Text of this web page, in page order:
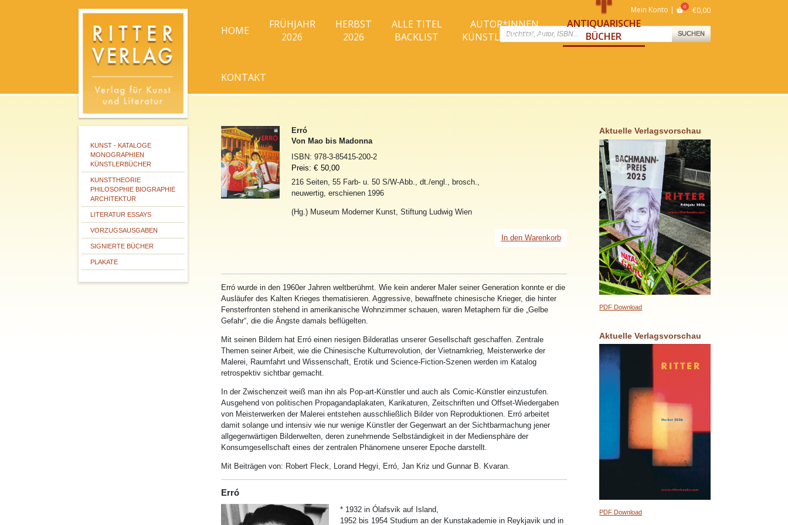
Mein Konto €0,00
Products
search
SUCHEN
HOME
FRÜHJAHR
2026
HERBST
2026
ALLE TITEL
BACKLIST
AUTOR*INNEN
KÜNSTLER*INNEN
ANTIQUARISCHE
BÜCHER
KONTAKT
KUNST - KATALOGE
MONOGRAPHIEN
KÜNSTLERBÜCHER
KUNSTTHEORIE
PHILOSOPHIE BIOGRAPHIE
ARCHITEKTUR
LITERATUR ESSAYS
VORZUGSAUSGABEN
SIGNIERTE BÜCHER
PLAKATE
Erró
Von Mao bis Madonna
ISBN: 978-3-85415-200-2
Preis: € 50,00
216 Seiten, 55 Farb- u. 50 S/W-Abb., dt./engl., brosch.,
neuwertig, erschienen 1996
(Hg.) Museum Moderner Kunst, Stiftung Ludwig Wien
In den Warenkorb
Errówurde in den 1960er Jahren weltberühmt. Wie kein anderer Maler seiner Generation konnte er die
Ausläufer des Kalten Krieges thematisieren. Aggressive, bewaffnete chinesische Krieger, die hinter
Fensterfronten stehend in amerikanische Wohnzimmer schauen, waren Metaphern für die „Gelbe
Gefahr“, die die Ängste damals beflügelten.
Mit seinen Bildern hat Erróeinen riesigen Bilderatlas unserer Gesellschaft geschaffen. Zentrale
Themen seiner Arbeit, wie die Chinesische Kulturrevolution, der Vietnamkrieg, Meisterwerke der
Malerei, Raumfahrt und Wissenschaft, Erotik und Science-Fiction-Szenen werden im Katalog
retrospektiv sichtbar gemacht.
In der Zwischenzeit weiß man ihn als Pop-art-Künstler und auch als Comic-Künstler einzustufen.
Ausgehend von politischen Propagandaplakaten, Karikaturen, Zeitschriften und Offset-Wiedergaben
von Meisterwerken der Malerei entstehen ausschließlich Bilder von Reproduktionen.
Erróarbeitet
damit solange und intensiv wie nur wenige Künstler der Gegenwart an der Sichtbarmachung jener
allgegenwärtigen Bilderwelten, deren zunehmende Selbständigkeit in der Mediensphäre der
Konsumgesellschaft eines der zentralen Phänomene unserer Epoche darstellt.
Mit Beiträgen von: Robert Fleck, Lorand Hegyi, Erró, Jan Kriz und Gunnar B. Kvaran.
Erró
* 1932 in Ólafsvik auf Island,
1952 bis 1954 Studium an der Kunstakademie in Reykjavik und in
Aktuelle Verlagsvorschau
PDF Download
Aktuelle Verlagsvorschau
PDF Download